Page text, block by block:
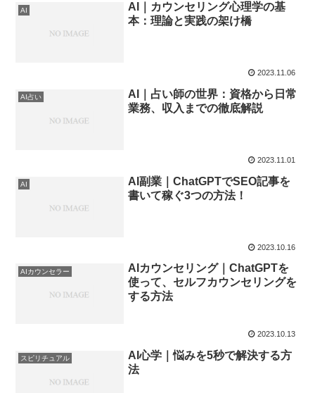
AI
AI｜カウンセリング心理学の基
本：理論と実践の架け橋
2023.11.06
AI占い
AI｜占い師の世界：資格から日常
業務、収入までの徹底解説
2023.11.01
AI
AI副業｜ChatGPTでSEO記事を
書いて稼ぐ3つの方法！
2023.10.16
AIカウンセラー
AIカウンセリング｜ChatGPTを
使って、セルフカウンセリングを
する方法
2023.10.13
スピリチュアル
AI心学｜悩みを5秒で解決する方
法